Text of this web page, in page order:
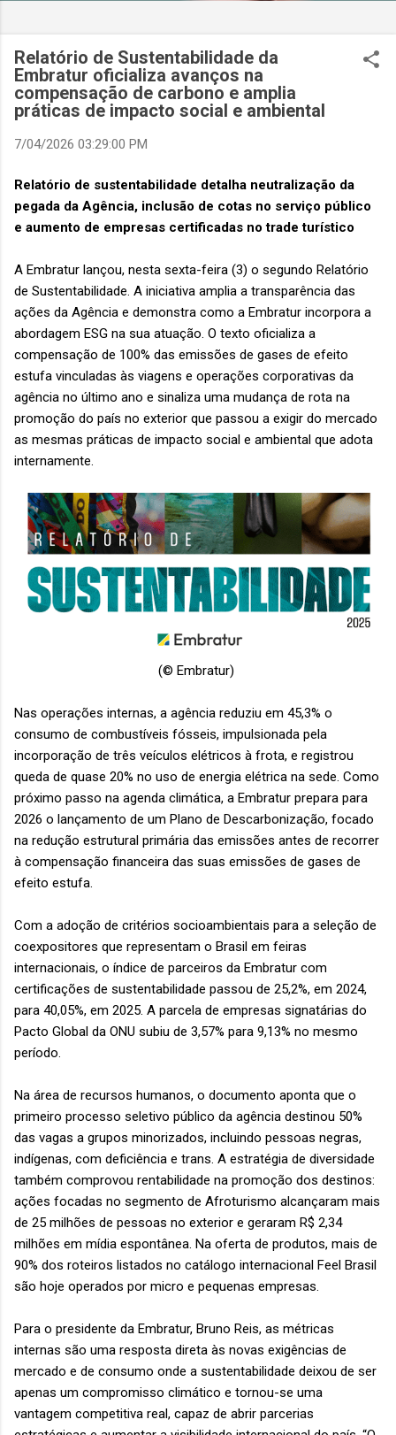
custa ao setor US$ 6,3 bilhões anualmente. Cada mala
extraviada acarreta um custo médio de US$ 260. Com um
lucro líquido médio de apenas US$ 8 por passageiro, uma mala
extraviada anula o lucro de mais de 30 assentos vendidos, e
Relatório de Sustentabilidade da
Embratur oficializa avanços na
compensação de carbono e amplia
práticas de impacto social e ambiental
7/04/2026 03:29:00 PM
Relatório de sustentabilidade detalha neutralização da
pegada da Agência, inclusão de cotas no serviço público
e aumento de empresas certificadas no trade turístico
A Embratur lançou, nesta sexta-feira (3) o segundo Relatório
de Sustentabilidade. A iniciativa amplia a transparência das
ações da Agência e demonstra como a Embratur incorpora a
abordagem ESG na sua atuação. O texto oficializa a
compensação de 100% das emissões de gases de efeito
estufa vinculadas às viagens e operações corporativas da
agência no último ano e sinaliza uma mudança de rota na
promoção do país no exterior que passou a exigir do mercado
as mesmas práticas de impacto social e ambiental que adota
internamente.
(© Embratur)
Nas operações internas, a agência reduziu em 45,3% o
consumo de combustíveis fósseis, impulsionada pela
incorporação de três veículos elétricos à frota, e registrou
queda de quase 20% no uso de energia elétrica na sede. Como
próximo passo na agenda climática, a Embratur prepara para
2026 o lançamento de um Plano de Descarbonização, focado
na redução estrutural primária das emissões antes de recorrer
à compensação financeira das suas emissões de gases de
efeito estufa.
Com a adoção de critérios socioambientais para a seleção de
coexpositores que representam o Brasil em feiras
internacionais, o índice de parceiros da Embratur com
certificações de sustentabilidade passou de 25,2%, em 2024,
para 40,05%, em 2025. A parcela de empresas signatárias do
Pacto Global da ONU subiu de 3,57% para 9,13% no mesmo
período.
Na área de recursos humanos, o documento aponta que o
primeiro processo seletivo público da agência destinou 50%
das vagas a grupos minorizados, incluindo pessoas negras,
indígenas, com deficiência e trans. A estratégia de diversidade
também comprovou rentabilidade na promoção dos destinos:
ações focadas no segmento de Afroturismo alcançaram mais
de 25 milhões de pessoas no exterior e geraram R$ 2,34
milhões em mídia espontânea. Na oferta de produtos, mais de
90% dos roteiros listados no catálogo internacional Feel Brasil
são hoje operados por micro e pequenas empresas.
Para o presidente da Embratur, Bruno Reis, as métricas
internas são uma resposta direta às novas exigências de
mercado e de consumo onde a sustentabilidade deixou de ser
apenas um compromisso climático e tornou-se uma
vantagem competitiva real, capaz de abrir parcerias